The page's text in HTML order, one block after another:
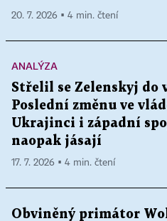
20. 7. 2026 ▪ 4 min. čtení
ANALÝZA
Střelil se Zelenskyj do
Poslední změnu ve
Ukrajinci i západní
naopak jásají
17. 7. 2026 ▪ 4 min. čtení
Obviněný primátor